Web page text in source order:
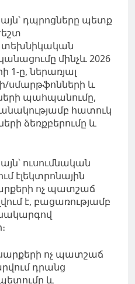
դպրոցները պետք
մինչև 2026
1-ը, ներառյալ
սմարթֆոնների և
պահպանումը,
հատուկ
ձեռքբերումը և
ուսումնական
էլեկտրոնային
ոչ պատշաճ
է, բացառությամբ
ոչ պատշաճ
դրանց
և